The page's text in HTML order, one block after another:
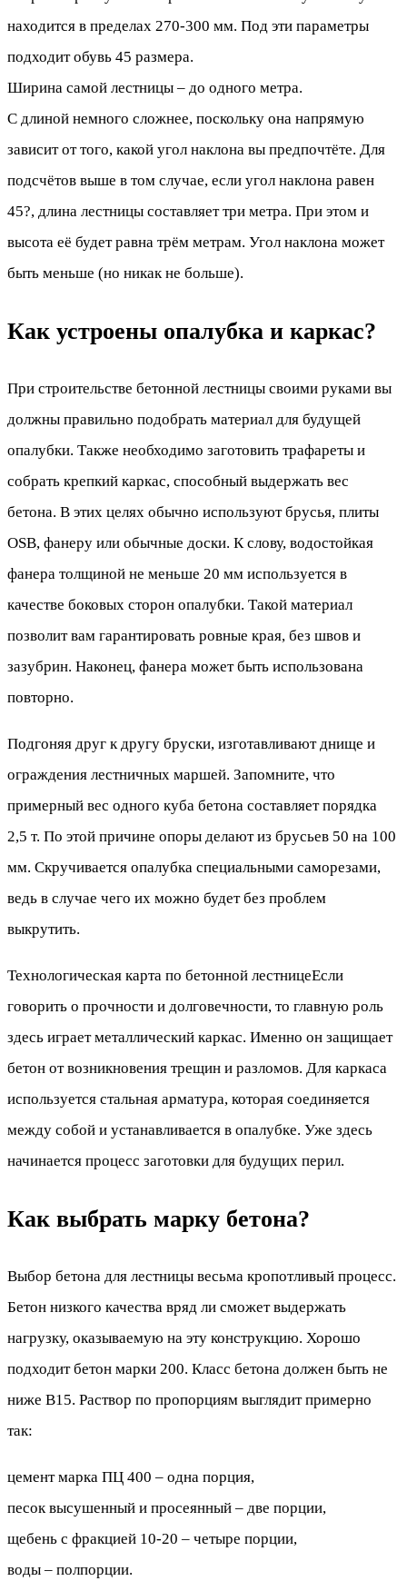
находится в пределах 270-300 мм. Под эти параметры
подходит обувь 45 размера.
Ширина самой лестницы – до одного метра.
С длиной немного сложнее, поскольку она напрямую
зависит от того, какой угол наклона вы предпочтёте. Для
подсчётов выше в том случае, если угол наклона равен
45?, длина лестницы составляет три метра. При этом и
высота её будет равна трём метрам. Угол наклона может
быть меньше (но никак не больше).
Как устроены опалубка и каркас?
При строительстве бетонной лестницы своими руками вы
должны правильно подобрать материал для будущей
опалубки. Также необходимо заготовить трафареты и
собрать крепкий каркас, способный выдержать вес
бетона. В этих целях обычно используют брусья, плиты
OSB, фанеру или обычные доски. К слову, водостойкая
фанера толщиной не меньше 20 мм используется в
качестве боковых сторон опалубки. Такой материал
позволит вам гарантировать ровные края, без швов и
зазубрин. Наконец, фанера может быть использована
повторно.
Подгоняя друг к другу бруски, изготавливают днище и
ограждения лестничных маршей. Запомните, что
примерный вес одного куба бетона составляет порядка
2,5 т. По этой причине опоры делают из брусьев 50 на 100
мм. Скручивается опалубка специальными саморезами,
ведь в случае чего их можно будет без проблем
выкрутить.
Технологическая карта по бетонной лестницеЕсли
говорить о прочности и долговечности, то главную роль
здесь играет металлический каркас. Именно он защищает
бетон от возникновения трещин и разломов. Для каркаса
используется стальная арматура, которая соединяется
между собой и устанавливается в опалубке. Уже здесь
начинается процесс заготовки для будущих перил.
Как выбрать марку бетона?
Выбор бетона для лестницы весьма кропотливый процесс.
Бетон низкого качества вряд ли сможет выдержать
нагрузку, оказываемую на эту конструкцию. Хорошо
подходит бетон марки 200. Класс бетона должен быть не
ниже B15. Раствор по пропорциям выглядит примерно
так:
цемент марка ПЦ 400 – одна порция,
песок высушенный и просеянный – две порции,
щебень с фракцией 10-20 – четыре порции,
воды – полпорции.